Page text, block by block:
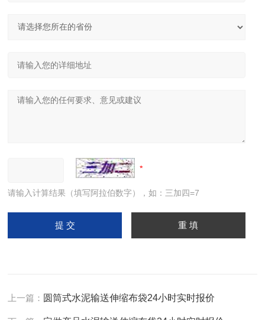
请输入计算结果（填写阿拉伯数字），如：三加四=7
上一篇： 圆筒式水泥输送伸缩布袋24小时实时报价